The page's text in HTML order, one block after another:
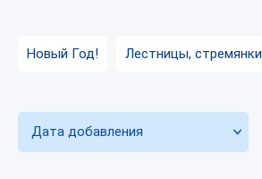
Новый Год! Лестницы, стремянки
Дата добавления